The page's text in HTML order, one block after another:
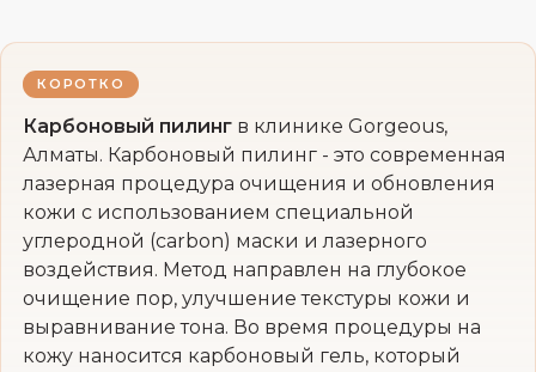
КОРОТКО
Карбоновый пилинг в клинике Gorgeous,
Алматы. Карбоновый пилинг - это современная
лазерная процедура очищения и обновления
кожи с использованием специальной
углеродной (carbon) маски и лазерного
воздействия. Метод направлен на глубокое
очищение пор, улучшение текстуры кожи и
выравнивание тона. Во время процедуры на
кожу наносится карбоновый гель, который